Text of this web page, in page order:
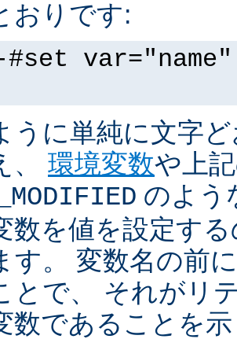
おりです:
うに単純に文字
、 環境変数や上
のよう
数を値を設定す
す。 変数名の前
とで、 それがリ
数であることを